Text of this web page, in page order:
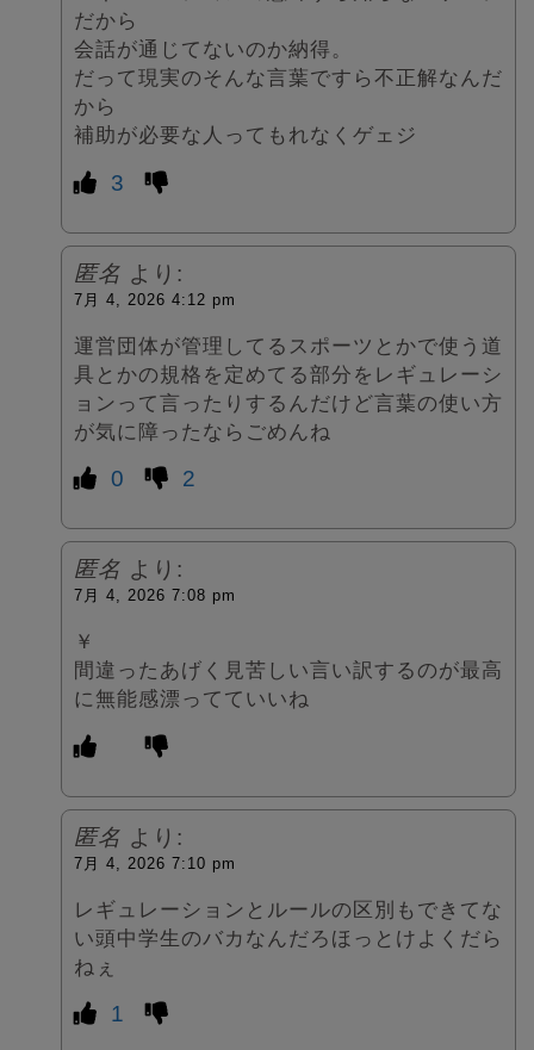
だから
会話が通じてないのか納得。
だって現実のそんな言葉ですら不正解なんだ
から
補助が必要な人ってもれなくゲェジ
3
匿名 より:
7月 4, 2026 4:12 pm
運営団体が管理してるスポーツとかで使う道
具とかの規格を定めてる部分をレギュレーシ
ョンって言ったりするんだけど言葉の使い方
が気に障ったならごめんね
0 2
匿名 より:
7月 4, 2026 7:08 pm
￥
間違ったあげく見苦しい言い訳するのが最高
に無能感漂ってていいね
匿名 より:
7月 4, 2026 7:10 pm
レギュレーションとルールの区別もできてな
い頭中学生のバカなんだろほっとけよくだら
ねぇ
1